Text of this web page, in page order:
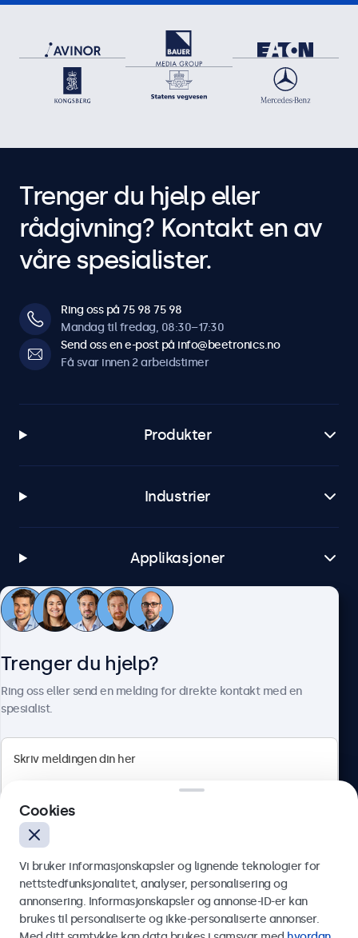
Trenger du hjelp eller
rådgivning? Kontakt en av
våre spesialister.
Ring oss på 75 98 75 98
Mandag til fredag, 08:30–17:30
Send oss en e-post på info@beetronics.no
Få svar innen 2 arbeidstimer
Produkter
Industrier
Applikasjoner
Kundeservice
Norsk
Trenger du hjelp?
Ring oss eller send en melding for direkte kontakt med en
spesialist.
Send
Cookies
Vi bruker informasjonskapsler og lignende teknologier for
nettstedfunksjonalitet, analyser, personalisering og
annonsering. Informasjonskapsler og annonse-ID-er kan
brukes til personaliserte og ikke-personaliserte annonser.